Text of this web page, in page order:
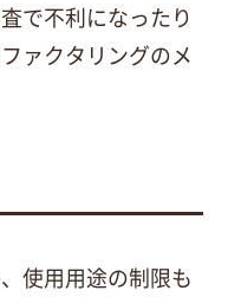
で不利になったり
ァクタリングのメ
使用用途の制限も